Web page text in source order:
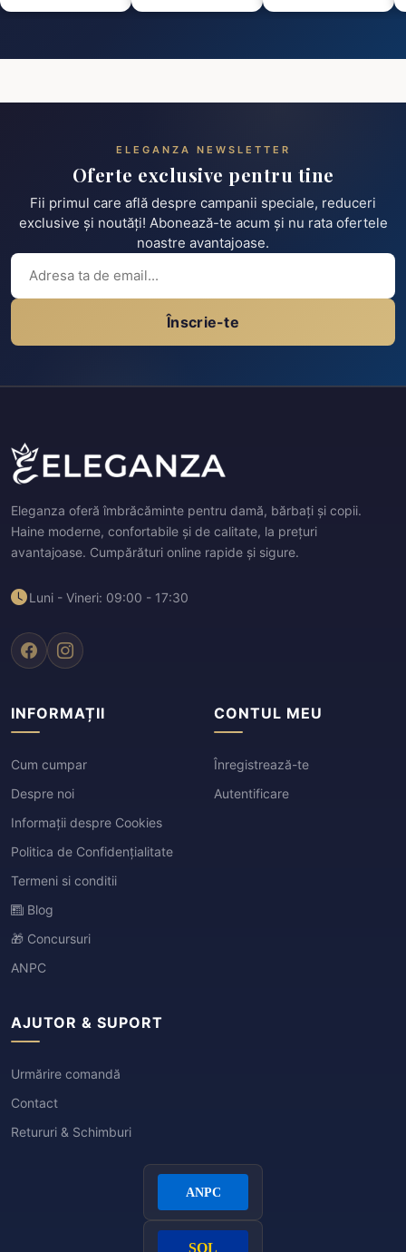
ELEGANZA NEWSLETTER
Oferte exclusive pentru tine
Fii primul care află despre campanii speciale, reduceri
exclusive și noutăți! Abonează-te acum și nu rata ofertele
noastre avantajoase.
Înscrie-te
Eleganza oferă îmbrăcăminte pentru damă, bărbați și copii.
Haine moderne, confortabile și de calitate, la prețuri
avantajoase. Cumpărături online rapide și sigure.
Luni - Vineri: 09:00 - 17:30
INFORMAȚII
Cum cumpar
Despre noi
Informații despre Cookies
Politica de Confidențialitate
Termeni si conditii
Blog
🎁 Concursuri
ANPC
CONTUL MEU
Înregistrează-te
Autentificare
AJUTOR & SUPORT
Urmărire comandă
Contact
Retururi & Schimburi